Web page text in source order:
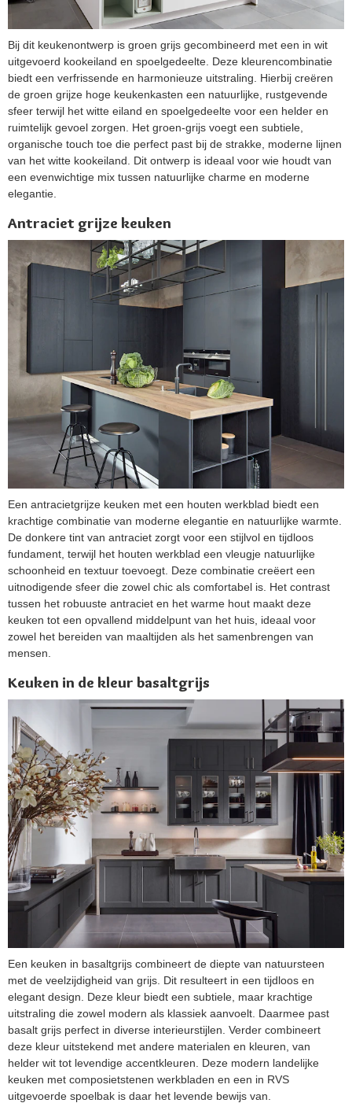
Bij dit keukenontwerp is groen grijs gecombineerd met een in wit
uitgevoerd kookeiland en spoelgedeelte. Deze kleurencombinatie
biedt een verfrissende en harmonieuze uitstraling. Hierbij creëren
de groen grijze hoge keukenkasten een natuurlijke, rustgevende
sfeer terwijl het witte eiland en spoelgedeelte voor een helder en
ruimtelijk gevoel zorgen. Het groen-grijs voegt een subtiele,
organische touch toe die perfect past bij de strakke, moderne lijnen
van het witte kookeiland. Dit ontwerp is ideaal voor wie houdt van
een evenwichtige mix tussen natuurlijke charme en moderne
elegantie.
Antraciet grijze keuken
Een antracietgrijze keuken met een houten werkblad biedt een
krachtige combinatie van moderne elegantie en natuurlijke warmte.
De donkere tint van antraciet zorgt voor een stijlvol en tijdloos
fundament, terwijl het houten werkblad een vleugje natuurlijke
schoonheid en textuur toevoegt. Deze combinatie creëert een
uitnodigende sfeer die zowel chic als comfortabel is. Het contrast
tussen het robuuste antraciet en het warme hout maakt deze
keuken tot een opvallend middelpunt van het huis, ideaal voor
zowel het bereiden van maaltijden als het samenbrengen van
mensen.
Keuken in de kleur basaltgrijs
Een keuken in basaltgrijs combineert de diepte van natuursteen
met de veelzijdigheid van grijs. Dit resulteert in een tijdloos en
elegant design. Deze kleur biedt een subtiele, maar krachtige
uitstraling die zowel modern als klassiek aanvoelt. Daarmee past
basalt grijs perfect in diverse interieurstijlen. Verder combineert
deze kleur uitstekend met andere materialen en kleuren, van
helder wit tot levendige accentkleuren. Deze modern landelijke
keuken met composietstenen werkbladen en een in RVS
uitgevoerde spoelbak is daar het levende bewijs van.